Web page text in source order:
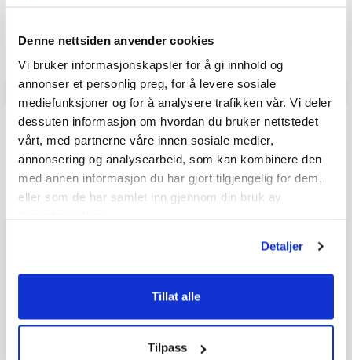
Denne nettsiden anvender cookies
Vi bruker informasjonskapsler for å gi innhold og
annonser et personlig preg, for å levere sosiale
mediefunksjoner og for å analysere trafikken vår. Vi deler
dessuten informasjon om hvordan du bruker nettstedet
vårt, med partnerne våre innen sosiale medier,
annonsering og analysearbeid, som kan kombinere den
med annen informasjon du har gjort tilgjengelig for dem,
eller som de har samlet inn gjennom din bruk av
Detaljer
Tillat alle
Tilpass
review, og at antallet ratings derfor vil være forskjellig fra antall
reviews.
Q & A
Send spørsmålet ditt